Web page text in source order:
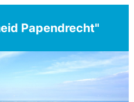
Papendrecht"